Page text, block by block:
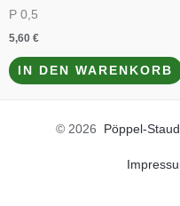
P 0,5
5,60 €
IN DEN WARENKORB
© 2026 Pöppel-